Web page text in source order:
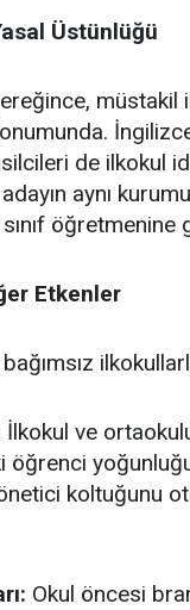
Üstünlüğü
müstakil
de ilkokul
aynı
öğretmenine
Etkenler
İlkokul ve
öğrenci
koltuğunu
Okul öncesi